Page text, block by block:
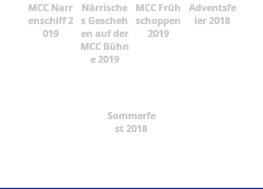
MCC Narr
enschiff 2
019
Närrische
s Gescheh
en auf der
MCC Bühn
e 2019
MCC Früh
schoppen
2019
Adventsfe
ier 2018
Sommerfe
st 2018